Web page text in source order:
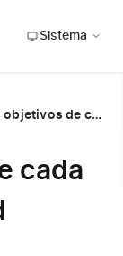
Sistema
Quais os objetivos de cada relatório do Operand
cada